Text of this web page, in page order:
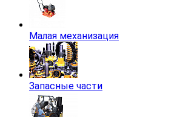
Малая механизация
Запасные части